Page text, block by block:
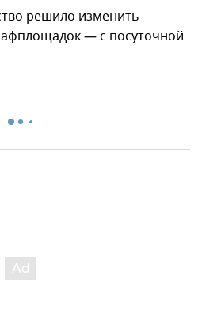
решило изменить
— с посуточной